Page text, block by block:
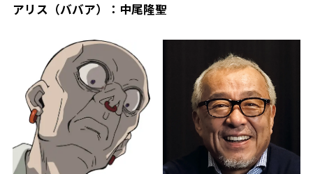
アリス（ババア）：中尾隆聖